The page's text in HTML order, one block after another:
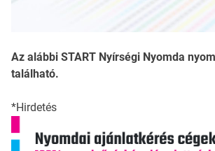
Az alábbi START Nyírségi Nyomda
található.
*Hirdetés